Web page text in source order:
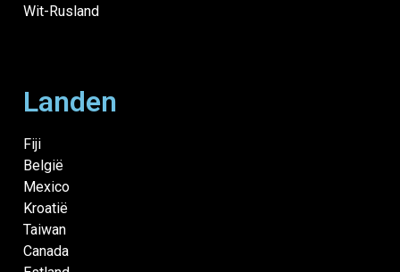
Wit-Rusland
Landen
Fiji
België
Mexico
Kroatië
Taiwan
Canada